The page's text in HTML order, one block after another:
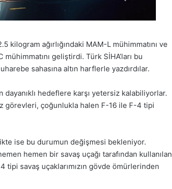
ağırlığındaki MAM-L mühimmatını ve
geliştirdi. Türk SİHA’ları bu
sahasına altın harflerle yazdırdılar.
hedeflere karşı yetersiz kalabiliyorlar.
görevleri, çoğunlukla halen F-16 ile F-4 tipi
ise bu durumun değişmesi bekleniyor.
hemen bir savaş uçağı tarafından kullanılan
savaş uçaklarımızın gövde ömürlerinden